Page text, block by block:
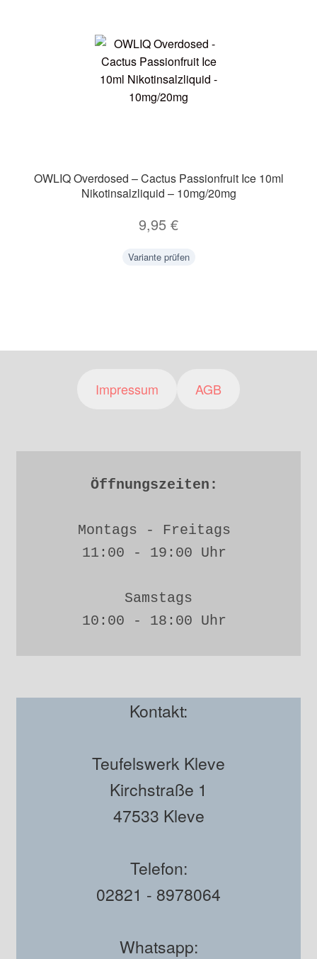
OWLIQ Overdosed – Cactus Passionfruit Ice 10ml
Nikotinsalzliquid – 10mg/20mg
9,95 €
Variante prüfen
Impressum AGB
Öffnungszeiten:
Montags - Freitags
11:00 - 19:00 Uhr
Samstags
10:00 - 18:00 Uhr
Kontakt:
Teufelswerk Kleve
Kirchstraße 1
47533 Kleve
Telefon:
02821 - 8978064
Whatsapp: